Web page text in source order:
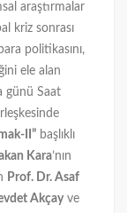
araştırmalar
kriz sonrası
politikasını,
ele alan
günü Saat
II” başlıklı
Kara’nın
Prof. Dr. Asaf
Akçayve